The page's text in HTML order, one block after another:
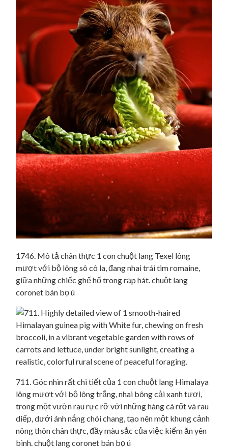
1746. Mô tả chân thực 1 con chuột lang Texel lông
mượt với bộ lông sô cô la, đang nhai trái tim romaine,
giữa những chiếc ghế hố trong rạp hát. chuột lang
coronet bán bọ ú
711. Góc nhìn rất chi tiết của 1 con chuột lang Himalaya
lông mượt với bộ lông trắng, nhai bông cải xanh tươi,
trong một vườn rau rực rỡ với những hàng cà rốt và rau
diếp, dưới ánh nắng chói chang, tạo nên một khung cảnh
nông thôn chân thực, đầy màu sắc của việc kiếm ăn yên
bình. chuột lang coronet bán bọ ú